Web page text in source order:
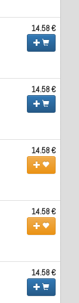
14.58 €
14.58 €
14.58 €
14.58 €
14.58 €